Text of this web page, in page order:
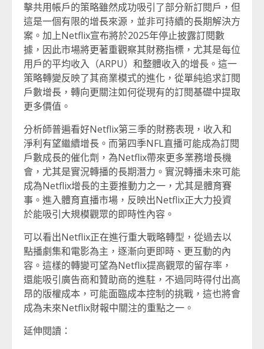
擊共用帳戶的策略雖然成功吸引了部分新訂閱戶，但
這是一個有限的增長來源，並非可持續的長期解決方
案。加上Netflix宣布將於2025年停止披露訂閱數
據，因此市場將更著重觀察其財務指標，尤其是每位
用戶的平均收入（ARPU）和整體收入的增長。這一
策略轉變反映了其商業模式的進化，從單純追求訂閱
戶數增長，轉向更關注如何從現有的訂閱基礎中提取
更多價值。
分析師普遍看好Netflix第三季的財務表現，收入和
淨利有望繼續增長。而第四季NFL直播可能成為訂閱
戶數成長的催化劑，為Netflix帶來更多業務增長機
會，尤其是實況轉播的長期潛力。實況轉播未來可能
成為Netflix增長的主要推動力之一，尤其是體育賽
事。進入體育直播市場，反映出Netflix正大力投資
於能吸引大規模觀眾的即時性內容。
可以看出Netflix正在進行重大戰略轉型，從過去以
點播劇集和電影為主，逐漸向更即時、更互動的內
容。這樣的轉變可望為Netflix提高觀眾的留存率，
還能吸引廣告商和贊助商的進駐，不過同時得付出高
昂的版權成本，可能面臨成本控制的挑戰，這也將會
成為未來Netflix財報中關注的重點之一。
延伸閱讀：